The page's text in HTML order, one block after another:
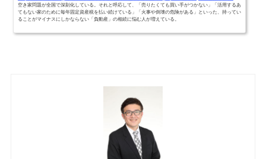
空き家問題が全国で深刻化している。それと呼応して、「売りたくても買い手がつかない」「活用するあ
てもない家のために毎年固定資産税を払い続けている」「火事や倒壊の危険がある」といった、持ってい
ることがマイナスにしかならない「負動産」の相続に悩む人が増えている。